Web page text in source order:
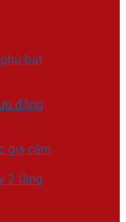
bạt
động
gia cầm
2 tầng